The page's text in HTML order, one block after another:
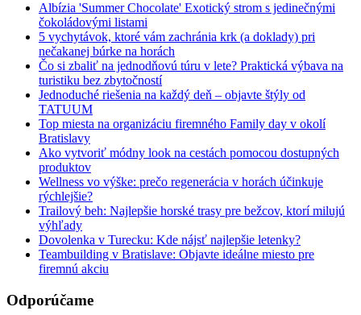
Albízia 'Summer Chocolate' Exotický strom s jedinečnými
čokoládovými listami
5 vychytávok, ktoré vám zachránia krk (a doklady) pri
nečakanej búrke na horách
Čo si zbaliť na jednodňovú túru v lete? Praktická výbava na
turistiku bez zbytočností
Jednoduché riešenia na každý deň – objavte štýly od
TATUUM
Top miesta na organizáciu firemného Family day v okolí
Bratislavy
Ako vytvoriť módny look na cestách pomocou dostupných
produktov
Wellness vo výške: prečo regenerácia v horách účinkuje
rýchlejšie?
Trailový beh: Najlepšie horské trasy pre bežcov, ktorí milujú
výhľady
Dovolenka v Turecku: Kde nájsť najlepšie letenky?
Teambuilding v Bratislave: Objavte ideálne miesto pre
firemnú akciu
Odporúčame